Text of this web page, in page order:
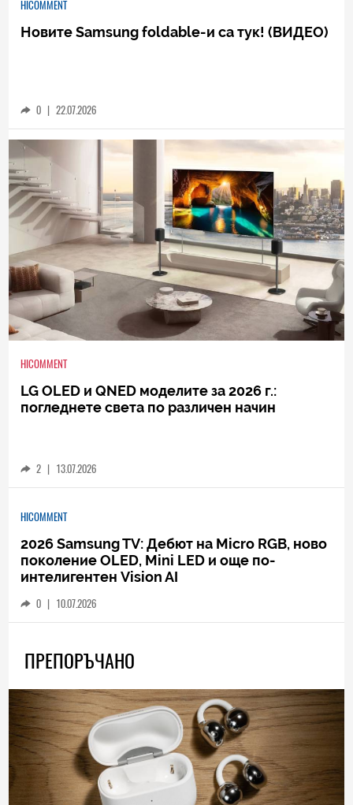
HICOMMENT
Новите Samsung foldable-и са тук! (ВИДЕО)
0 | 22.07.2026
HICOMMENT
LG OLED и QNED моделите за 2026 г.:
погледнете света по различен начин
2 | 13.07.2026
HICOMMENT
2026 Samsung TV: Дебют на Micro RGB, ново
поколение OLED, Mini LED и още по-
интелигентен Vision AI
0 | 10.07.2026
ПРЕПОРЪЧАНО